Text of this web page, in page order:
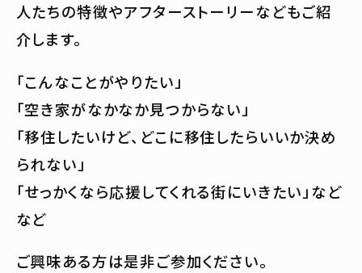
人たちの特徴やアフターストーリーなどもご紹
介します。
「こんなことがやりたい」
「空き家がなかなか見つからない」
「移住したいけど、どこに移住したらいいか決め
られない」
「せっかくなら応援してくれる街にいきたい」など
など
ご興味ある方は是非ご参加ください。